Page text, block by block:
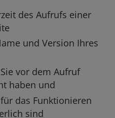
des Aufrufs einer
und Version Ihres
vor dem Aufruf
haben und
das Funktionieren
sind